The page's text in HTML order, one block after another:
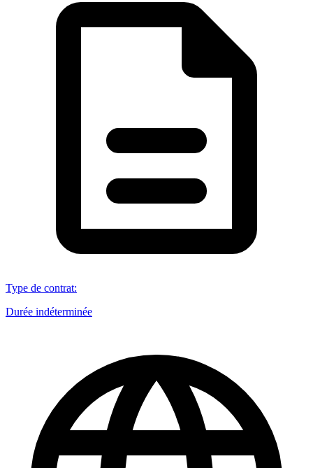
Type de contrat:
Durée indéterminée